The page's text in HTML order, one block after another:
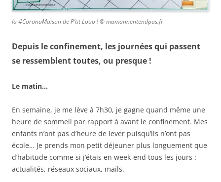
la #CoronaMaison de P’tit Loup ! © mamannentendpas.fr
Depuis le confinement, les journées qui passent
se ressemblent toutes, ou presque !
Le matin…
En semaine, je me lève à 7h30, je gagne quand même une
heure de sommeil par rapport à avant le confinement. Mes
enfants n’ont pas d’heure de lever puisqu’ils n’ont pas
école… Je prends mon petit déjeuner plus longuement que
d’habitude comme si j’étais en week-end tous les jours :
actualités, réseaux sociaux, mails.